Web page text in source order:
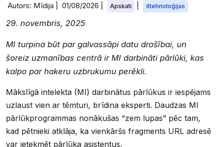
Autors: Mīdija | 01/08/2026 Apskati ittehnoloģijas
29. novembris, 2025
MI turpina būt par galvassāpi datu drošībai, un
šoreiz uzmanības centrā ir MI darbināti pārlūki, kas
kalpo par hakeru uzbrukumu perēkli.
Mākslīgā intelekta (MI) darbinātus pārlūkus ir iespējams
uzlaust vien ar tēmturi, brīdina eksperti. Daudzas MI
pārlūkprogrammas nonākušas “zem lupas” pēc tam,
kad pētnieki atklāja, ka vienkāršs fragments URL adresē
var ietekmēt pārlūka asistentus.